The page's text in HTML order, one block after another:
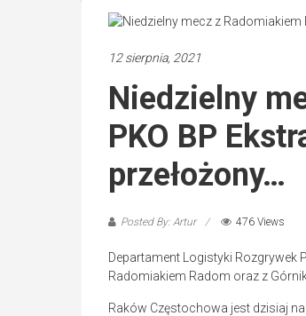
Częstochowa,
Lubliniec,
12 sierpnia, 2021
Niedzielny
PKO BP
przełożony…
Posted By: Artur 476 Views
Departament Logistyki Rozgrywek
Radomiakiem Radom oraz z
Raków Częstochowa jest dzisiaj